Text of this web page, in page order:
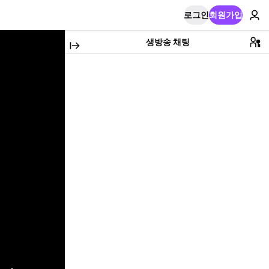
로그인회원가입
생방송 채팅